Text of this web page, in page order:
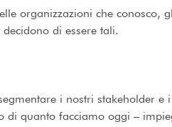
organizzazioni che conosco,
di essere tali.
i nostri stakeholder e
di quanto facciamo oggi –